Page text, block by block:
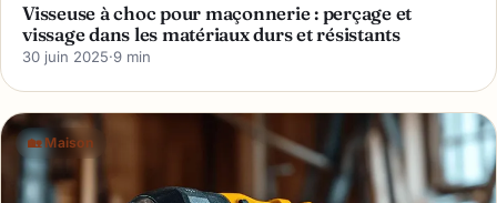
Visseuse à choc pour maçonnerie : perçage et
vissage dans les matériaux durs et résistants
30 juin 2025·9 min
🏡 Maison